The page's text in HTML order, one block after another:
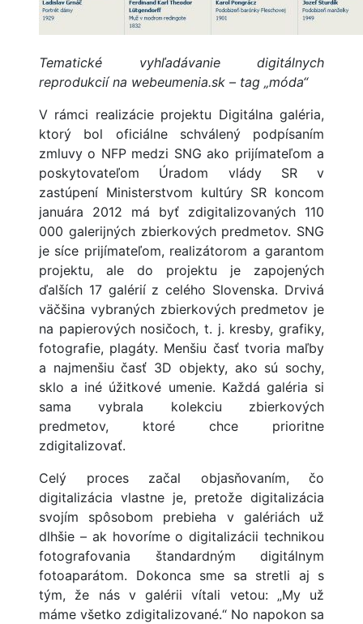
Tematické vyhľadávanie digitálnych
reprodukcií na webeumenia.sk – tag „móda“
V rámci realizácie projektu Digitálna galéria,
ktorý bol oficiálne schválený podpísaním
zmluvy o NFP medzi SNG ako prijímateľom a
poskytovateľom Úradom vlády SR v
zastúpení Ministerstvom kultúry SR koncom
januára 2012 má byť zdigitalizovaných 110
000 galerijných zbierkových predmetov. SNG
je síce prijímateľom, realizátorom a garantom
projektu, ale do projektu je zapojených
ďalších 17 galérií z celého Slovenska. Drvivá
väčšina vybraných zbierkových predmetov je
na papierových nosičoch, t. j. kresby, grafiky,
fotografie, plagáty. Menšiu časť tvoria maľby
a najmenšiu časť 3D objekty, ako sú sochy,
sklo a iné úžitkové umenie. Každá galéria si
sama vybrala kolekciu zbierkových
predmetov, ktoré chce prioritne
zdigitalizovať.
Celý proces začal objasňovaním, čo
digitalizácia vlastne je, pretože digitalizácia
svojím spôsobom prebieha v galériách už
dlhšie – ak hovoríme o digitalizácii technikou
fotografovania štandardným digitálnym
fotoaparátom. Dokonca sme sa stretli aj s
tým, že nás v galérii vítali vetou: „My už
máme všetko zdigitalizované.“ No napokon sa